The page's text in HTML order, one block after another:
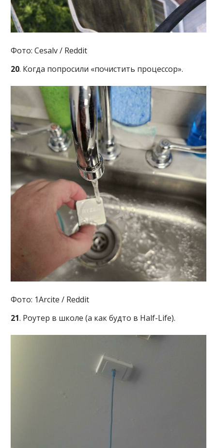
Фото: Cesalv / Reddit
20. Когда попросили «почистить процессор».
Фото: 1Arcite / Reddit
21. Роутер в школе (а как будто в Half-Life).